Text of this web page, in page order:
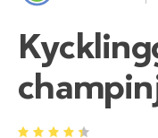
1 2 3 4 5